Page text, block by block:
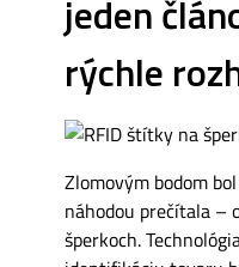
jeden
rýchle
Zlomovým bodom
náhodou prečítala –
šperkoch.